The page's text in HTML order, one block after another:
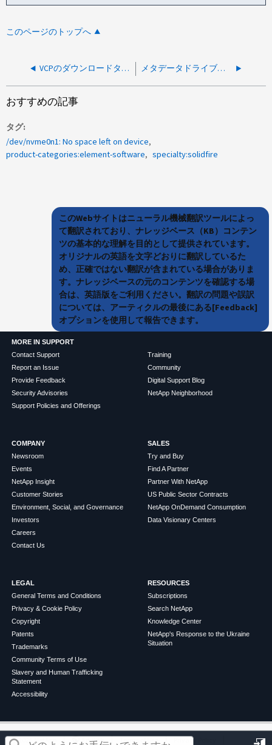
このページのトップへ
VCPのダウンロードタスクがエラー「URL is unreachable」で失敗する メタデータドライブのDriveMissingでcore.VolReadWriteが生成されます
この記事は役に立ちましたか？
おすすめの記事
タグ
/dev/nvme0n1: No space left on device
product-categories:element-software
specialty:solidfire
このWebサイトはニューラル機械翻訳ツールによっ
て翻訳されており、ナレッジベース（KB）コンテン
ツの基本的な理解を目的として提供されています。
オリジナルの英語を文字どおりに翻訳しているた
め、正確ではない翻訳が含まれている場合がありま
す。ナレッジベースの元のコンテンツを確認する場
合は、英語版をご利用ください。翻訳の問題や誤訳
については、アーティクルの最後にある[Feedback]
オプションを使用して報告できます。
MORE IN SUPPORT
Contact Support
Report an Issue
Provide Feedback
Security Advisories
Support Policies and Offerings
Training
Community
Digital Support Blog
NetApp Neighborhood
COMPANY
Newsroom
Events
NetApp Insight
Customer Stories
Environment, Social, and Governance
Investors
Careers
Contact Us
SALES
Try and Buy
Find A Partner
Partner With NetApp
US Public Sector Contracts
NetApp OnDemand Consumption
Data Visionary Centers
LEGAL
General Terms and Conditions
Privacy & Cookie Policy
Copyright
Patents
Trademarks
Community Terms of Use
Slavery and Human Trafficking
Statement
Accessibility
RESOURCES
Subscriptions
Search NetApp
Knowledge Center
NetApp's Response to the Ukraine
Situation
©2026NetApp English Terms of Use
Privacy Policy